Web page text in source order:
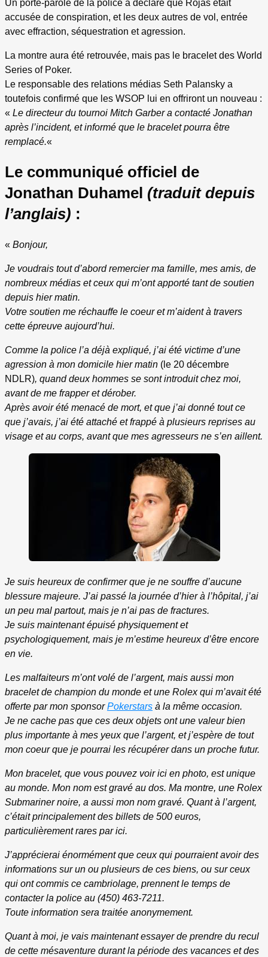
Un porte-parole de la police a déclaré que Rojas était
accusée de conspiration, et les deux autres de vol, entrée
avec effraction, séquestration et agression.
La montre aura été retrouvée, mais pas le bracelet des World
Series of Poker.
Le responsable des relations médias Seth Palansky a
toutefois confirmé que les WSOP lui en offriront un nouveau :
« Le directeur du tournoi Mitch Garber a contacté Jonathan
après l’incident, et informé que le bracelet pourra être
remplacé.«
Le communiqué officiel de
Jonathan Duhamel (traduit depuis
l’anglais) :
« Bonjour,
Je voudrais tout d’abord remercier ma famille, mes amis, de
nombreux médias et ceux qui m’ont apporté tant de soutien
depuis hier matin.
Votre soutien me réchauffe le coeur et m’aident à travers
cette épreuve aujourd’hui.
Comme la police l’a déjà expliqué, j’ai été victime d’une
agression à mon domicile hier matin (le 20 décembre
NDLR), quand deux hommes se sont introduit chez moi,
avant de me frapper et dérober.
Après avoir été menacé de mort, et que j’ai donné tout ce
que j’avais, j’ai été attaché et frappé à plusieurs reprises au
visage et au corps, avant que mes agresseurs ne s’en aillent.
Je suis heureux de confirmer que je ne souffre d’aucune
blessure majeure. J’ai passé la journée d’hier à l’hôpital, j’ai
un peu mal partout, mais je n’ai pas de fractures.
Je suis maintenant épuisé physiquement et
psychologiquement, mais je m’estime heureux d’être encore
en vie.
Les malfaiteurs m’ont volé de l’argent, mais aussi mon
bracelet de champion du monde et une Rolex qui m’avait été
offerte par mon sponsorPokerstars à la même occasion.
Je ne cache pas que ces deux objets ont une valeur bien
plus importante à mes yeux que l’argent, et j’espère de tout
mon coeur que je pourrai les récupérer dans un proche futur.
Mon bracelet, que vous pouvez voir ici en photo, est unique
au monde. Mon nom est gravé au dos. Ma montre, une Rolex
Submariner noire, a aussi mon nom gravé. Quant à l’argent,
c’était principalement des billets de 500 euros,
particulièrement rares par ici.
J’apprécierai énormément que ceux qui pourraient avoir des
informations sur un ou plusieurs de ces biens, ou sur ceux
qui ont commis ce cambriolage, prennent le temps de
contacter la police au (450) 463-7211.
Toute information sera traitée anonymement.
Quant à moi, je vais maintenant essayer de prendre du recul
de cette mésaventure durant la période des vacances et des